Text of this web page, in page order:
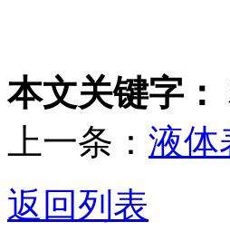
本文关键字：
上一条： 液体
返回列表